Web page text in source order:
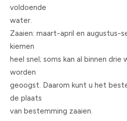
voldoende
water.
Zaaien: maart-april en augustus-
kiemen
heel snel; soms kan al binnen drie
worden
geoogst. Daarom kunt u het
de plaats
van bestemming zaaien.